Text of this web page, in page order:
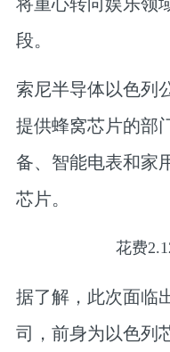
段。
索尼半导体以色列
提供蜂窝芯片的部
备、智能电表和家
芯片。
花费
据了解，此次面临
司，前身为以色列